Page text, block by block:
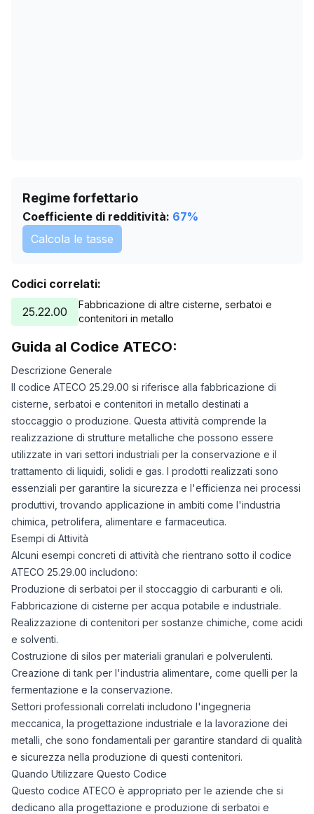
Regime forfettario
Coefficiente di redditività: 67%
Calcola le tasse
Codici correlati:
25.22.00
Fabbricazione di altre cisterne, serbatoi e
contenitori in metallo
Guida al Codice ATECO:
Descrizione Generale
Il codice ATECO 25.29.00 si riferisce alla fabbricazione di
cisterne, serbatoi e contenitori in metallo destinati a
stoccaggio o produzione. Questa attività comprende la
realizzazione di strutture metalliche che possono essere
utilizzate in vari settori industriali per la conservazione e il
trattamento di liquidi, solidi e gas. I prodotti realizzati sono
essenziali per garantire la sicurezza e l'efficienza nei processi
produttivi, trovando applicazione in ambiti come l'industria
chimica, petrolifera, alimentare e farmaceutica.
Esempi di Attività
Alcuni esempi concreti di attività che rientrano sotto il codice
ATECO 25.29.00 includono:
Produzione di serbatoi per il stoccaggio di carburanti e oli.
Fabbricazione di cisterne per acqua potabile e industriale.
Realizzazione di contenitori per sostanze chimiche, come acidi
e solventi.
Costruzione di silos per materiali granulari e polverulenti.
Creazione di tank per l'industria alimentare, come quelli per la
fermentazione e la conservazione.
Settori professionali correlati includono l'ingegneria
meccanica, la progettazione industriale e la lavorazione dei
metalli, che sono fondamentali per garantire standard di qualità
e sicurezza nella produzione di questi contenitori.
Quando Utilizzare Questo Codice
Questo codice ATECO è appropriato per le aziende che si
dedicano alla progettazione e produzione di serbatoi e